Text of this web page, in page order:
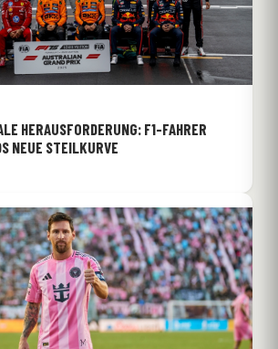
HERAUSFORDERUNG: F1-FAHRER
NEUE STEILKURVE